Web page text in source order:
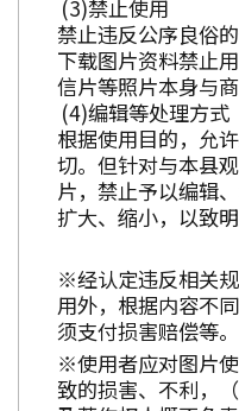
禁止使用
禁止违反公序良俗的
下载图片资料禁止
信片等照片本身与
编辑等处理方式
根据使用目的，允
切。但针对与本县
片，禁止予以编辑
扩大、缩小，以致
※经认定违反相关
用外，根据内容不
须支付损害赔偿等。
※使用者应对图片
致的损害、不利，